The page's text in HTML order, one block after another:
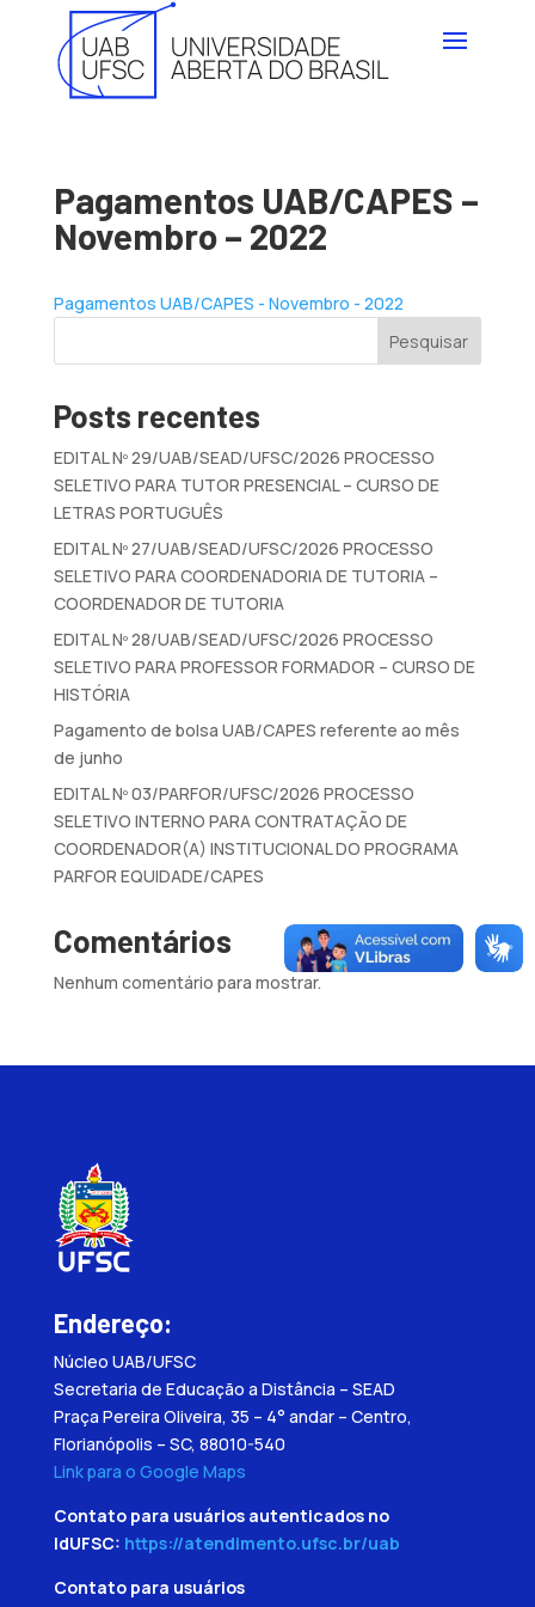
Pagamentos UAB/CAPES –
Novembro – 2022
Pagamentos UAB/CAPES - Novembro - 2022
Pesquisar
Posts recentes
EDITAL Nº 29/UAB/SEAD/UFSC/2026 PROCESSO
SELETIVO PARA TUTOR PRESENCIAL – CURSO DE
LETRAS PORTUGUÊS
EDITAL Nº 27/UAB/SEAD/UFSC/2026 PROCESSO
SELETIVO PARA COORDENADORIA DE TUTORIA –
COORDENADOR DE TUTORIA
EDITAL Nº 28/UAB/SEAD/UFSC/2026 PROCESSO
SELETIVO PARA PROFESSOR FORMADOR – CURSO DE
HISTÓRIA
Pagamento de bolsa UAB/CAPES referente ao mês
de junho
EDITAL Nº 03/PARFOR/UFSC/2026 PROCESSO
SELETIVO INTERNO PARA CONTRATAÇÃO DE
COORDENADOR(A) INSTITUCIONAL DO PROGRAMA
PARFOR EQUIDADE/CAPES
Comentários
Nenhum comentário para mostrar.
Endereço:
Núcleo UAB/UFSC
Secretaria de Educação a Distância – SEAD
Praça Pereira Oliveira, 35 – 4° andar – Centro,
Florianópolis – SC, 88010-540
Link para o Google Maps
Contato para usuários autenticados no
IdUFSC: https://atendimento.ufsc.br/uab
Contato para usuários